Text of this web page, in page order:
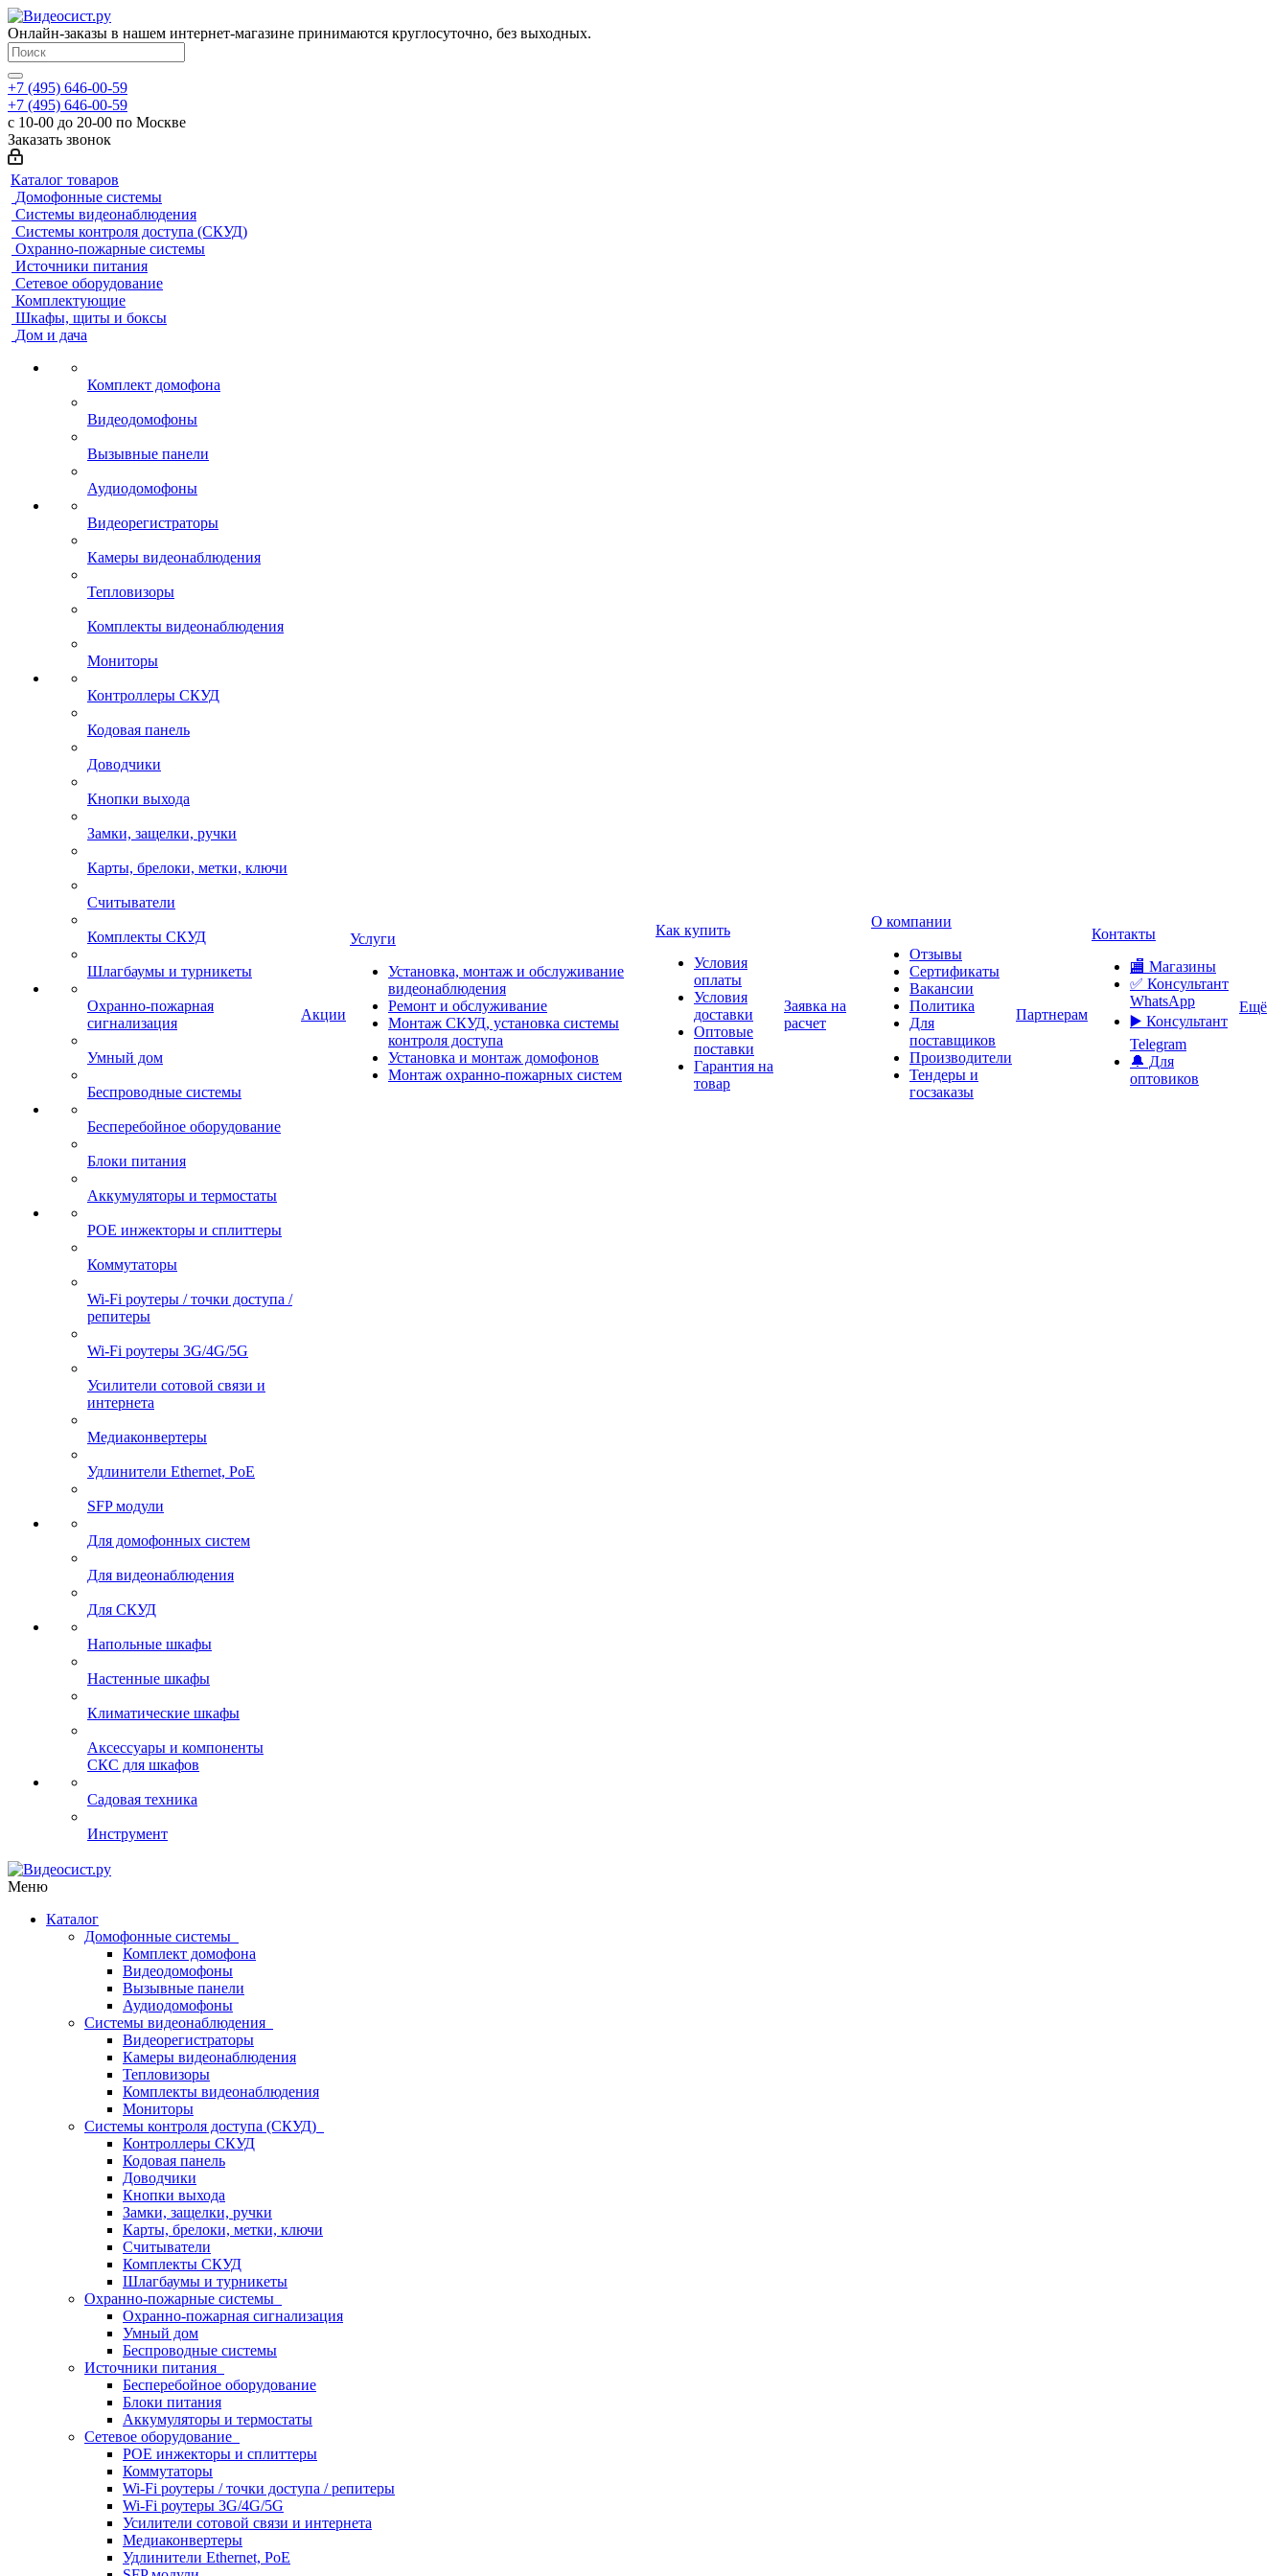
Онлайн-заказы в нашем интернет-магазине принимаются круглосуточно, без выходных.
+7 (495) 646-00-59
+7 (495) 646-00-59
с 10-00 до 20-00 по Москве
Заказать звонок
Каталог товаров
Домофонные системы
Системы видеонаблюдения
Системы контроля доступа (СКУД)
Охранно-пожарные системы
Источники питания
Сетевое оборудование
Комплектующие
Шкафы, щиты и боксы
Дом и дача
Комплект домофона
Видеодомофоны
Вызывные панели
Аудиодомофоны
Видеорегистраторы
Камеры видеонаблюдения
Тепловизоры
Комплекты видеонаблюдения
Мониторы
Контроллеры СКУД
Кодовая панель
Доводчики
Кнопки выхода
Замки, защелки, ручки
Карты, брелоки, метки, ключи
Считыватели
Комплекты СКУД
Шлагбаумы и турникеты
Охранно-пожарная
сигнализация
Умный дом
Беспроводные системы
Бесперебойное оборудование
Блоки питания
Аккумуляторы и термостаты
POE инжекторы и сплиттеры
Коммутаторы
Wi-Fi роутеры / точки доступа /
репитеры
Wi-Fi роутеры 3G/4G/5G
Усилители сотовой связи и
интернета
Медиаконвертеры
Удлинители Ethernet, PoE
SFP модули
Для домофонных систем
Для видеонаблюдения
Для СКУД
Напольные шкафы
Настенные шкафы
Климатические шкафы
Аксессуары и компоненты
СКС для шкафов
Садовая техника
Инструмент
Акции
Услуги
Установка, монтаж и обслуживание
видеонаблюдения
Ремонт и обслуживание
Монтаж СКУД, установка системы
контроля доступа
Установка и монтаж домофонов
Монтаж охранно-пожарных систем
Как купить
Условия
оплаты
Условия
доставки
Оптовые
поставки
Гарантия на
товар
Заявка на
расчет
О компании
Отзывы
Сертификаты
Вакансии
Политика
Для
поставщиков
Производители
Тендеры и
госзаказы
Партнерам
Контакты
🏬 Магазины
✅️ Консультант
WhatsApp
▶️ Консультант
Telegram
🔔 Для
оптовиков
Ещё
Меню
Каталог
Домофонные системы
Комплект домофона
Видеодомофоны
Вызывные панели
Аудиодомофоны
Системы видеонаблюдения
Видеорегистраторы
Камеры видеонаблюдения
Тепловизоры
Комплекты видеонаблюдения
Мониторы
Системы контроля доступа (СКУД)
Контроллеры СКУД
Кодовая панель
Доводчики
Кнопки выхода
Замки, защелки, ручки
Карты, брелоки, метки, ключи
Считыватели
Комплекты СКУД
Шлагбаумы и турникеты
Охранно-пожарные системы
Охранно-пожарная сигнализация
Умный дом
Беспроводные системы
Источники питания
Бесперебойное оборудование
Блоки питания
Аккумуляторы и термостаты
Сетевое оборудование
POE инжекторы и сплиттеры
Коммутаторы
Wi-Fi роутеры / точки доступа / репитеры
Wi-Fi роутеры 3G/4G/5G
Усилители сотовой связи и интернета
Медиаконвертеры
Удлинители Ethernet, PoE